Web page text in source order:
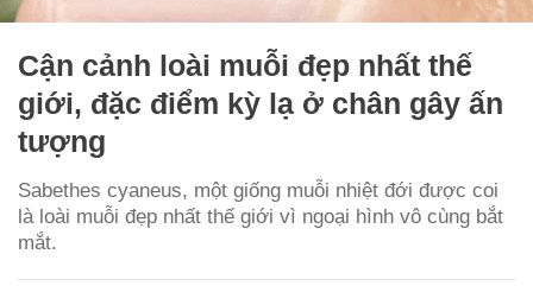
Cận cảnh loài muỗi đẹp nhất thế
giới, đặc điểm kỳ lạ ở chân gây ấn
tượng
Sabethes cyaneus, một giống muỗi nhiệt đới được coi
là loài muỗi đẹp nhất thế giới vì ngoại hình vô cùng bắt
mắt.